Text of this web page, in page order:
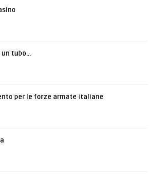
un tubo…
per le forze armate italiane